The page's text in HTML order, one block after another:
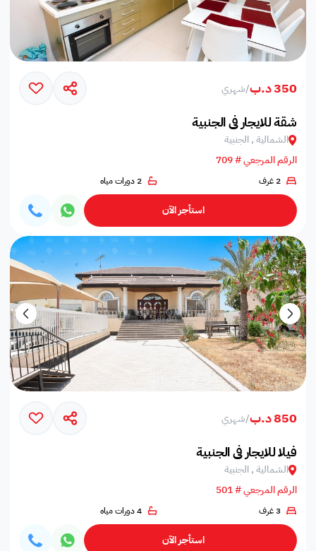
350 د.ب /شهري
شقة للايجار في الجنبية
الشمالية , الجنبية
الرقم المرجعي # 709
2 غرف 2 دورات مياه
استأجر الآن
850 د.ب /شهري
فيلا للايجار في الجنبية
الشمالية , الجنبية
الرقم المرجعي # 501
3 غرف 4 دورات مياه
استأجر الآن